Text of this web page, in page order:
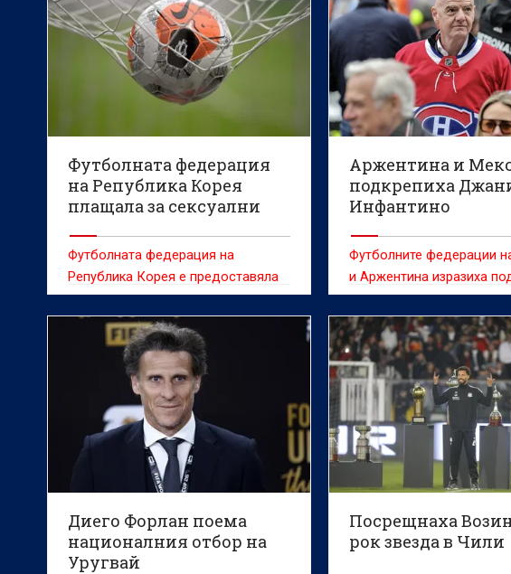
Футболната федерация
на Република Корея
плащала за сексуални
Футболната федерация на
Република Корея е предоставяла
сексуални забавления на
чуждестранни съдии между 2011 и
2012 г., съобщи информационната
агенция Yonhap, позовавайки се на
одитен доклад.
Аржентина и
подкрепиха
Инфантино
Футболните федерации
и Аржентина изразиха
си за президента на
Инфантино в момент, в
шефът на световния
изправен пред остри
заради вече оттегленото
предложение за
от търговските права за
Световното първенство,
съобщава Ройтерс.
Диего Форлан поема
националния отбор на
Уругвай
Посрещнаха
рок звезда в Чили